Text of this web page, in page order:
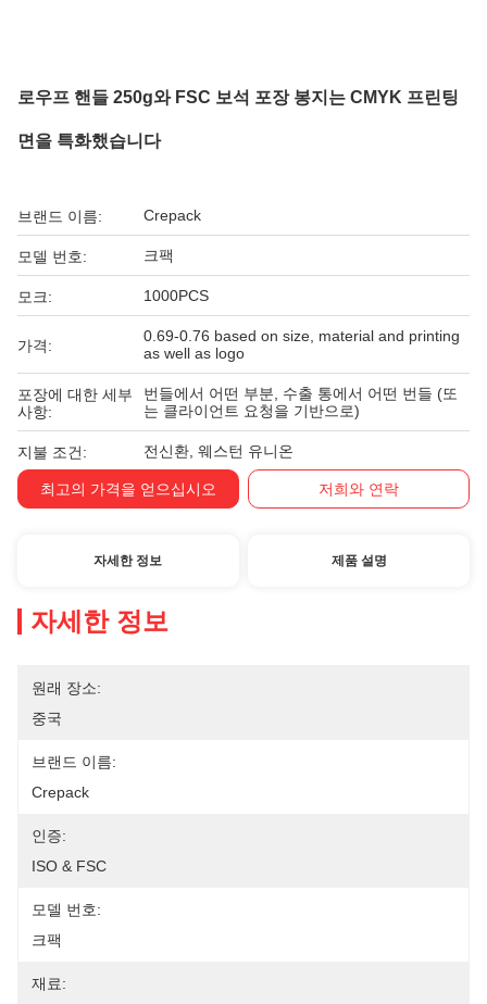
로우프 핸들 250g와 FSC 보석 포장 봉지는 CMYK 프린팅
면을 특화했습니다
브랜드 이름: Crepack
모델 번호: 크팩
모크: 1000PCS
가격:
0.69-0.76 based on size, material and printing
as well as logo
포장에 대한 세부
사항:
번들에서 어떤 부분, 수출 통에서 어떤 번들 (또
는 클라이언트 요청을 기반으로)
지불 조건: 전신환, 웨스턴 유니온
최고의 가격을 얻으십시오 저희와 연락
자세한 정보 제품 설명
자세한 정보
원래 장소:
중국
브랜드 이름:
Crepack
인증:
ISO & FSC
모델 번호:
크팩
재료: